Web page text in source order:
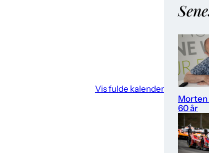
Vis fulde kalender
Morten
60 år